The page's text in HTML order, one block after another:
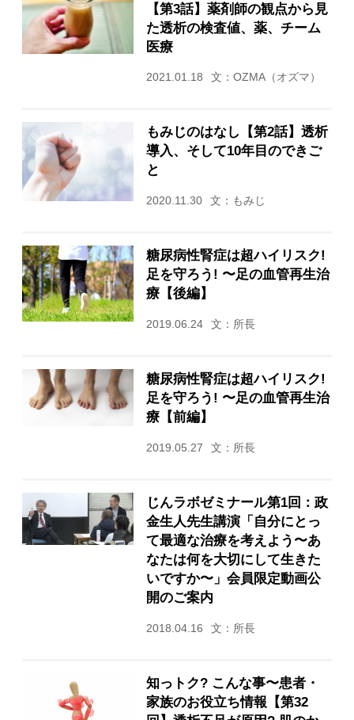
【第3話】薬剤師の観点から見
た透析の検査値、薬、チーム
医療
2021.01.18 文：OZMA（オズマ）
もみじのはなし【第2話】透析
導入、そして10年目のできご
と
2020.11.30 文：もみじ
糖尿病性腎症は超ハイリスク!
足を守ろう! 〜足の血管再生治
療【後編】
2019.06.24 文：所長
糖尿病性腎症は超ハイリスク!
足を守ろう! 〜足の血管再生治
療【前編】
2019.05.27 文：所長
じんラボゼミナール第1回：政
金生人先生講演「自分にとっ
て最適な治療を考えよう〜あ
なたは何を大切にして生きた
いですか〜」会員限定動画公
開のご案内
2018.04.16 文：所長
知っトク? こんな事〜患者・
家族のお役立ち情報【第32